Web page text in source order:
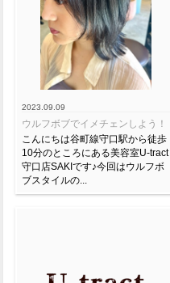
2023.09.09
ウルフボブでイメチェンしよう！
こんにちは谷町線守口駅から徒歩
10分のところにある美容室U-tract
守口店SAKIです♪今回はウルフボ
ブスタイルの...